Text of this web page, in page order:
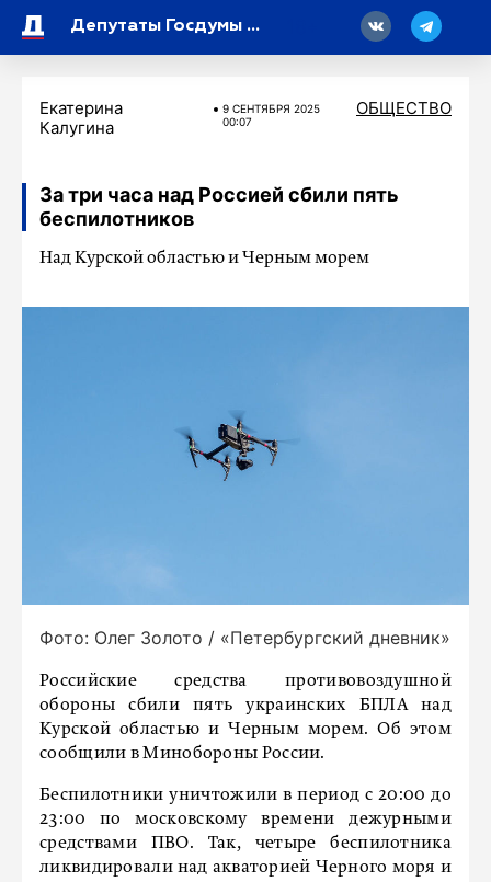
Депутаты Госдумы потребовали ужесточить меры в отношении рекламы букмекеров в интернете
Екатерина
Калугина
9 СЕНТЯБРЯ 2025
00:07
ОБЩЕСТВО
За три часа над Россией сбили пять
беспилотников
Над Курской областью и Черным морем
Фото: Олег Золото / «Петербургский дневник»
Российские средства противовоздушной
обороны сбили пять украинских БПЛА над
Курской областью и Черным морем. Об этом
сообщили в Минобороны России.
Беспилотники уничтожили в период с 20:00 до
23:00 по московскому времени дежурными
средствами ПВО. Так, четыре беспилотника
ликвидировали над акваторией Черного моря и